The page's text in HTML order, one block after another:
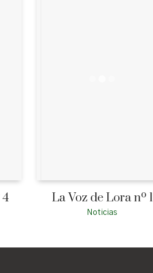
La Voz de Lora nº 1
Noticias